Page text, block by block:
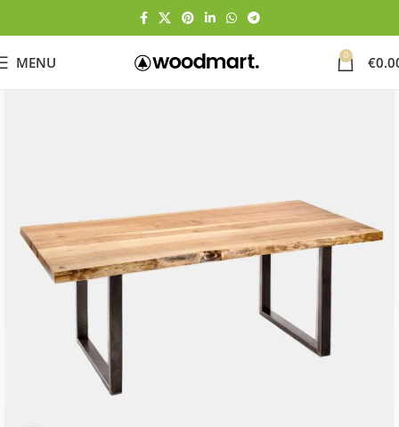
MENU 0 €